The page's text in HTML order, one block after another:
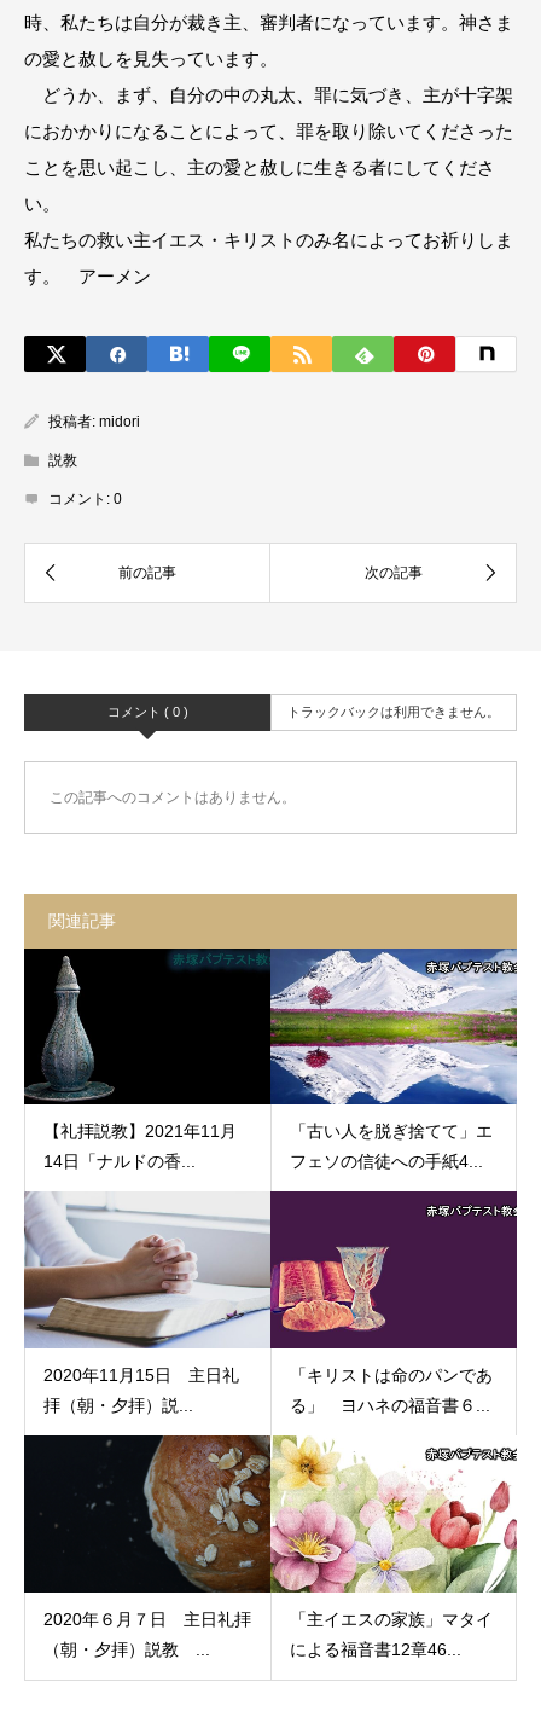
時、私たちは自分が裁き主、審判者になっています。神さま
の愛と赦しを見失っています。
どうか、まず、自分の中の丸太、罪に気づき、主が十字架
におかかりになることによって、罪を取り除いてくださった
ことを思い起こし、主の愛と赦しに生きる者にしてくださ
い。
私たちの救い主イエス・キリストのみ名によってお祈りしま
す。 アーメン
投稿者: midori
説教
コメント: 0
コメント ( 0 ) トラックバックは利用できません。
この記事へのコメントはありません。
関連記事
【礼拝説教】2021年11月
14日「ナルドの香...
「古い人を脱ぎ捨てて」エ
フェソの信徒への手紙4...
2020年11月15日 主日礼
拝（朝・夕拝）説...
「キリストは命のパンであ
る」 ヨハネの福音書６...
2020年６月７日 主日礼拝
（朝・夕拝）説教 ...
「主イエスの家族」マタイ
による福音書12章46...